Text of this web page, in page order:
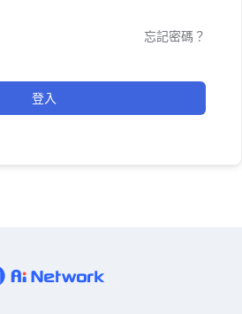
忘記密碼？
登入